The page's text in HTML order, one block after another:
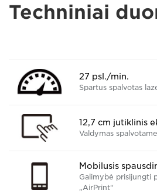
Techniniai
27 psl./min.
Spartus spalvotas
12,7 cm jutiklinis
Valdymas
Mobilusis
Galimybė prisijungti
„AirPrint“